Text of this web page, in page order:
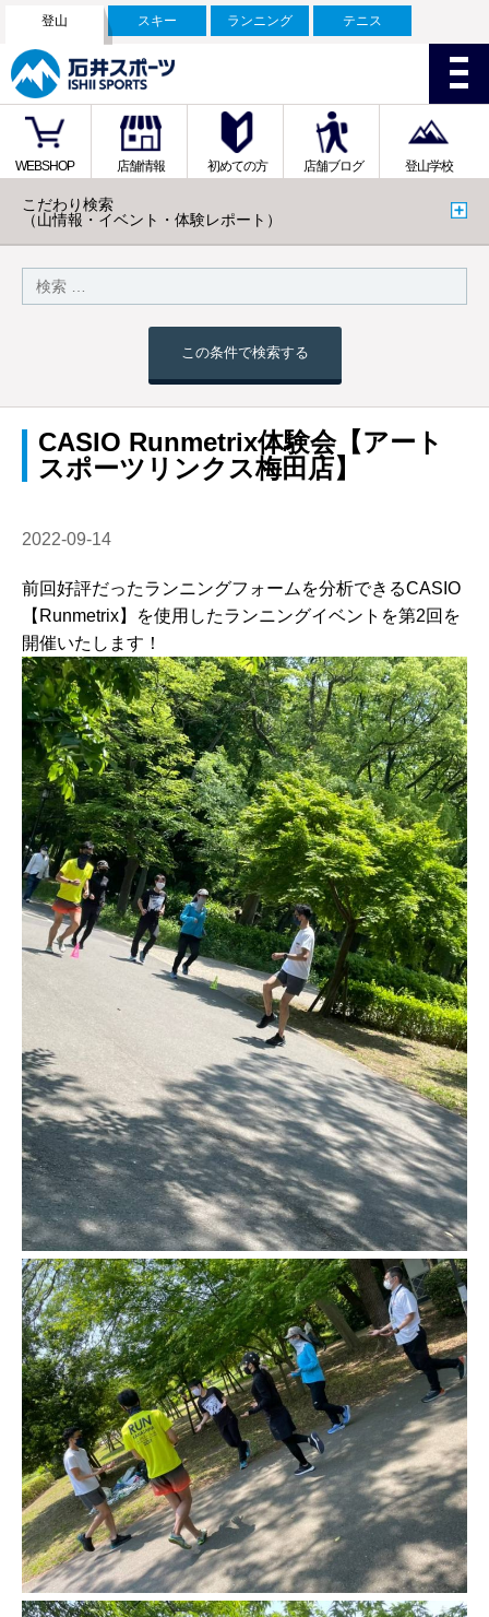
登山 スキー ランニング テニス
WEBSHOP 店舗情報 初めての方 店舗ブログ 登山学校
こだわり検索
（山情報・イベント・体験レポート）
この条件で検索する
CASIO Runmetrix体験会【アート
スポーツリンクス梅田店】
2022-09-14
前回好評だったランニングフォームを分析できるCASIO
【Runmetrix】を使用したランニングイベントを第2回を
開催いたします！